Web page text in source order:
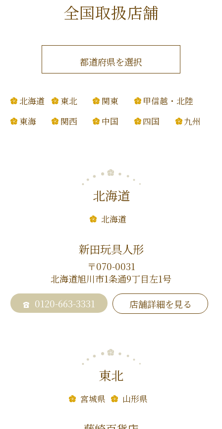
全国取扱店舗
都道府県を選択
北海道 東北 関東
甲信越・北陸
東海
関西 中国 四国 九州
北海道
北海道
新田玩具人形
〒070-0031
北海道旭川市1条通9丁目左1号
0120-663-3331
店舗詳細を見る
東北
宮城県 山形県